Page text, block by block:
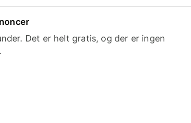
Det er helt gratis, og der er ingen